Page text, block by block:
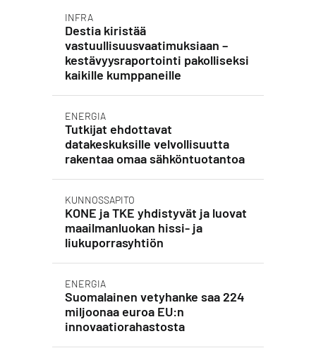
INFRA
Destia kiristää
vastuullisuusvaatimuksiaan –
kestävyysraportointi pakolliseksi
kaikille kumppaneille
ENERGIA
Tutkijat ehdottavat
datakeskuksille velvollisuutta
rakentaa omaa sähköntuotantoa
KUNNOSSAPITO
KONE ja TKE yhdistyvät ja luovat
maailmanluokan hissi- ja
liukuporrasyhtiön
ENERGIA
Suomalainen vetyhanke saa 224
miljoonaa euroa EU:n
innovaatiorahastosta